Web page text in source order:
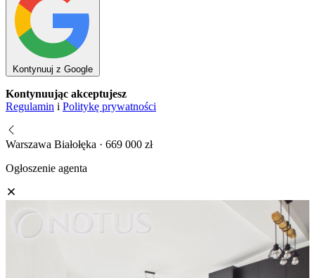
Kontynuuj z Google
Kontynuując akceptujesz
Regulamin i Politykę prywatności
Warszawa Białołęka · 669 000 zł
Ogłoszenie agenta